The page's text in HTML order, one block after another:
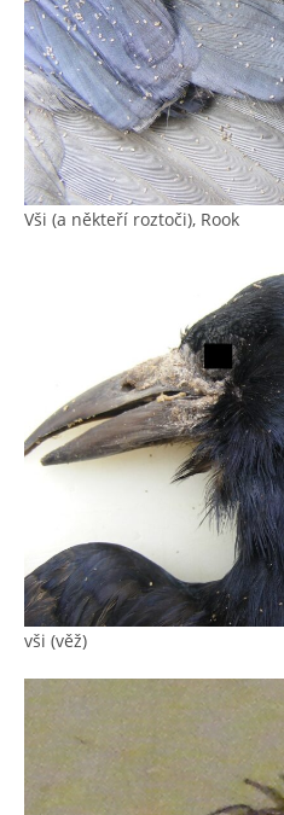
Vši (a někteří roztoči), Rook
vši (věž)